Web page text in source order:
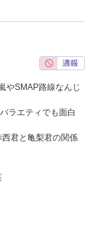
やSMAP路線なんじ
ラエティでも面白
君と亀梨君の関係